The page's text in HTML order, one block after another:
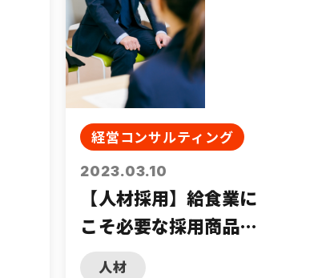
経営コンサルティング
2023.03.10
【人材採用】給食業に
こそ必要な採用商品マ
ーケティングとは？
人材